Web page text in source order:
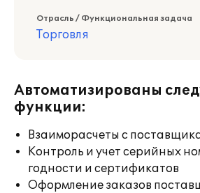
Отрасль / Функциональная задача
Торговля
Автоматизированы
функции:
Взаиморасчеты с
Контроль и учет серийных
годности и сертификатов
Оформление заказов